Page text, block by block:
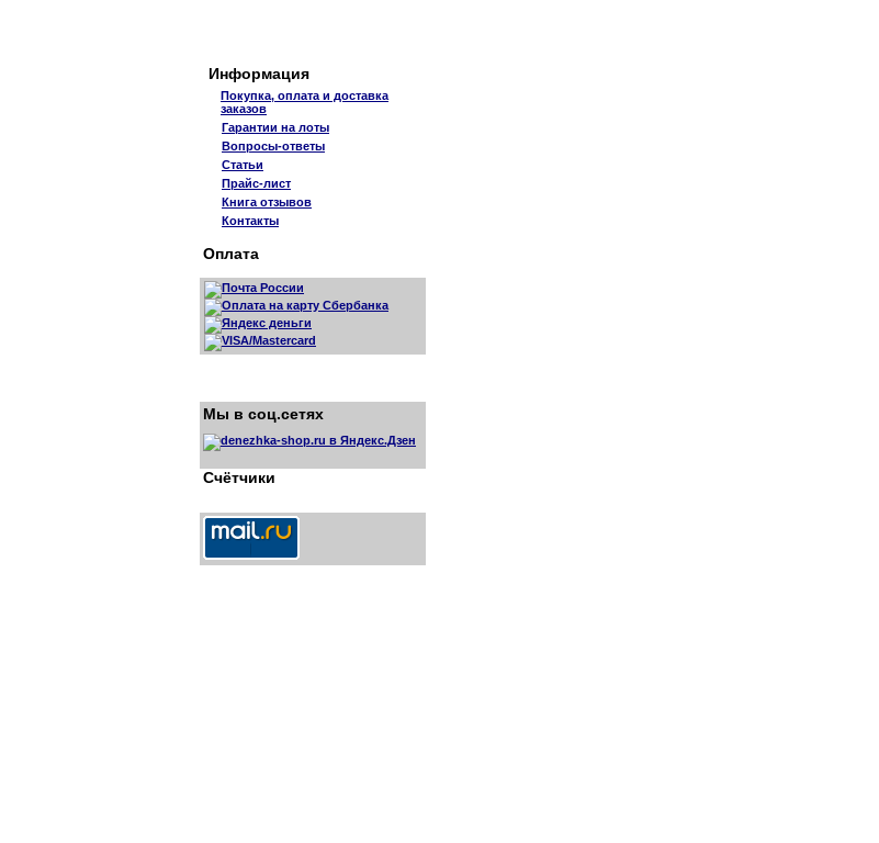
Информация
Покупка, оплата и доставка
заказов
Гарантии на лоты
Вопросы-ответы
Статьи
Прайс-лист
Книга отзывов
Контакты
Оплата
Мы в соц.сетях
Счётчики